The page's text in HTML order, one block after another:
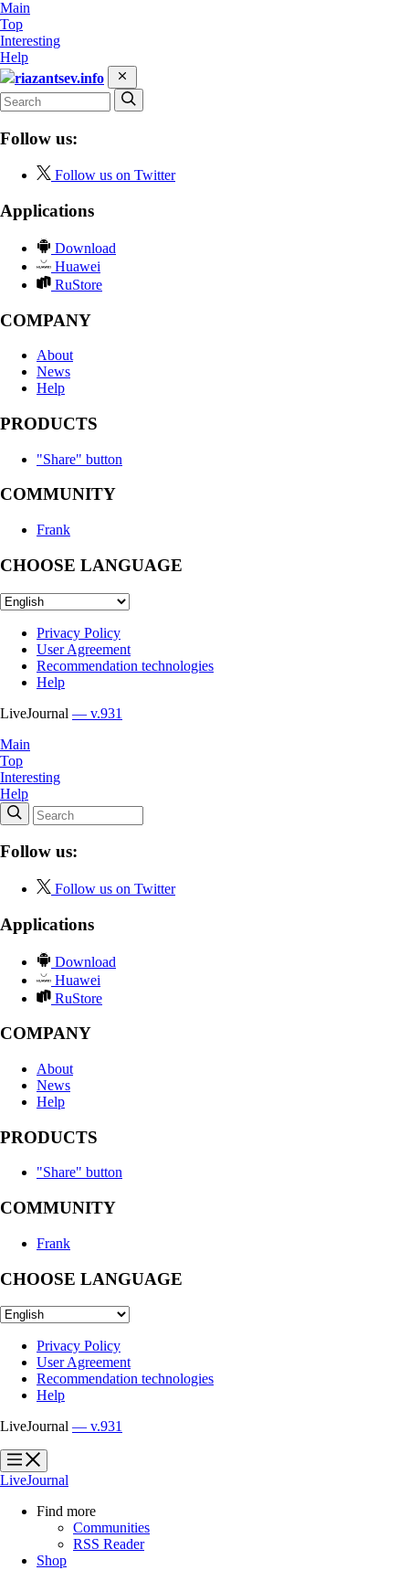
Main
Top
Interesting
Help
riazantsev.info
Follow us:
Follow us on Twitter
Applications
Download
Huawei
RuStore
COMPANY
About
News
Help
PRODUCTS
"Share" button
COMMUNITY
Frank
CHOOSE LANGUAGE
Privacy Policy
User Agreement
Recommendation technologies
Help
LiveJournal — v.931
Main
Top
Interesting
Help
Follow us:
Follow us on Twitter
Applications
Download
Huawei
RuStore
COMPANY
About
News
Help
PRODUCTS
"Share" button
COMMUNITY
Frank
CHOOSE LANGUAGE
Privacy Policy
User Agreement
Recommendation technologies
Help
LiveJournal — v.931
?
?
LiveJournal
Find more
Communities
RSS Reader
Shop